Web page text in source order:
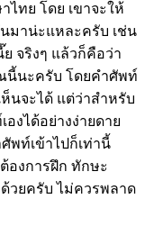
ไทย โดย เขาจะให้
มาน่ะแหละครับ เช่น
จริงๆ แล้วก็คือว่า
นี้นะครับ โดยคำศัพท์
ห็นจะได้ แต่ว่าสำหรับ
งได้อย่างง่ายดาย
พท์เข้าไปก็เท่านี้
องการฝึก ทักษะ
ด้วยครับ ไม่ควรพลาด